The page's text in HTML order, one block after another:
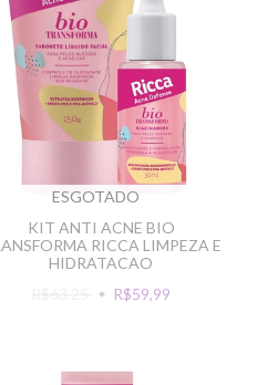
ESGOTADO
KIT ANTI ACNE BIO
RICCA LIMPEZA E
HIDRATACAO
R$63,25
R$59,99